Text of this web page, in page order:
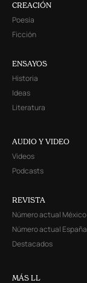
CREACIÓN
Poesía
Ficción
ENSAYOS
Historia
Ideas
Literatura
AUDIO Y VIDEO
Videos
Podcasts
REVISTA
Número actual México
Número actual España
Destacados
MÁS LL